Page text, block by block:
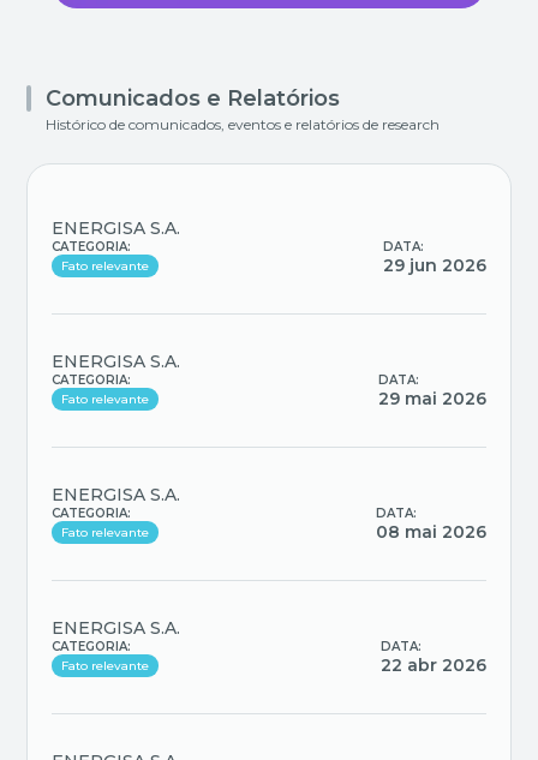
Comunicados e Relatórios
Histórico de comunicados, eventos e relatórios de research
ENERGISA S.A.
CATEGORIA:
Fato relevante
DATA:
29 jun 2026
ENERGISA S.A.
CATEGORIA:
Fato relevante
DATA:
29 mai 2026
ENERGISA S.A.
CATEGORIA:
Fato relevante
DATA:
08 mai 2026
ENERGISA S.A.
CATEGORIA:
Fato relevante
DATA:
22 abr 2026